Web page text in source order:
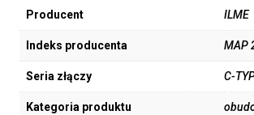
Producent ILME
Indeks producenta MAP
Seria złączy C-
Kategoria produktu